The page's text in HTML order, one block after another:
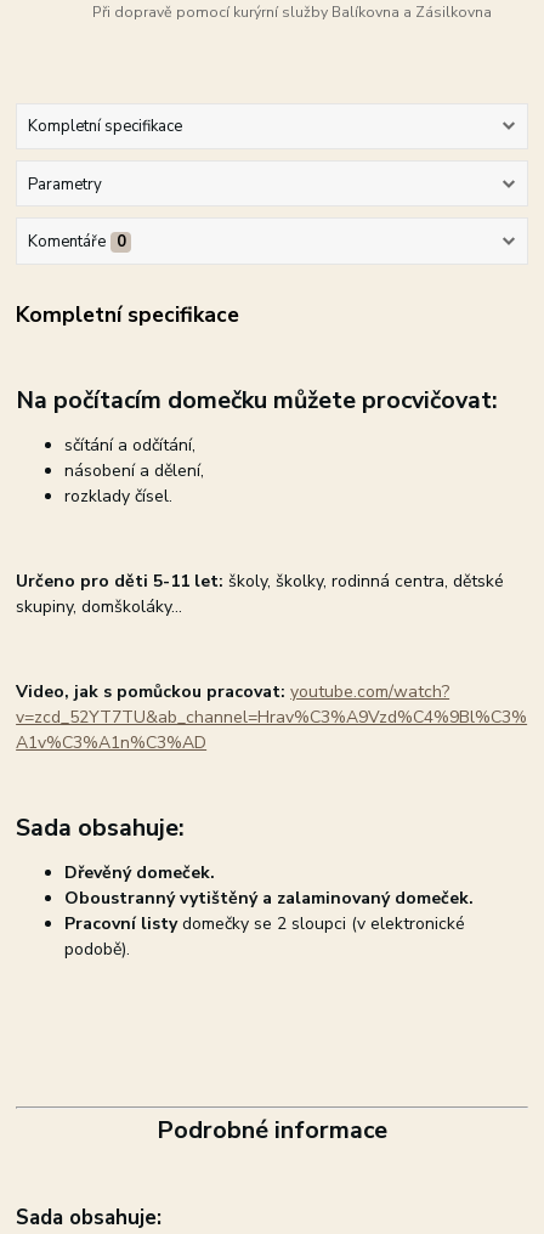
Při dopravě pomocí kurýrní služby Balíkovna a Zásilkovna
Kompletní specifikace
Parametry
Komentáře 0
Kompletní specifikace
Na počítacím domečku můžete procvičovat:
sčítání a odčítání,
násobení a dělení,
rozklady čísel.
Určeno pro děti 5-11 let:školy, školky, rodinná centra, dětské
skupiny, domškoláky...
Video, jak s pomůckou pracovat:youtube.com/watch?
v=zcd_52YT7TU&ab_channel=Hrav%C3%A9Vzd%C4%9Bl%C3%
A1v%C3%A1n%C3%AD
Sada obsahuje:
Dřevěný domeček.
Oboustranný vytištěný a zalaminovaný domeček.
Pracovní listydomečky se 2 sloupci (v elektronické
podobě).
Podrobné informace
Sada obsahuje: